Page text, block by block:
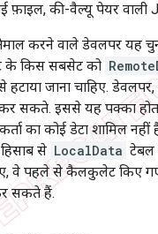
फ़ाइल, की-वैल्यू पेयर वाली
करने वाले डेवलपर यह
के किस सबसेट को
जाना चाहिए.
सकते. इससे यह पक्का
का कोई डेटा शामिल
से LocalData टेबल
वे पहले से कैलकुलेट किए
सकते हैं.